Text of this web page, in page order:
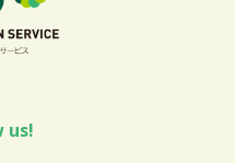
us!